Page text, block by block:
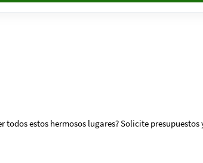
estos hermosos lugares? Solicite presupuestos